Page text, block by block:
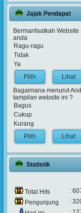
Jajak Pendapat
Bermanfaatkah
anda
Ragu-ragu
Tidak
Ya
Lihat
Bagaimana menurut
tampilan website ini ?
Bagus
Cukup
Kurang
Lihat
Statistik
Total Hits
:
Pengunjung
: